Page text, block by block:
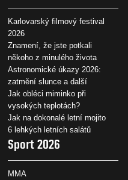
Karlovarský filmový festival
2026
Znamení, že jste potkali
někoho z minulého života
Astronomické úkazy 2026:
zatmění slunce a další
Jak obléci miminko při
vysokých teplotách?
Jak na dokonalé letní mojito
6 lehkých letních salátů
Sport 2026
MMA